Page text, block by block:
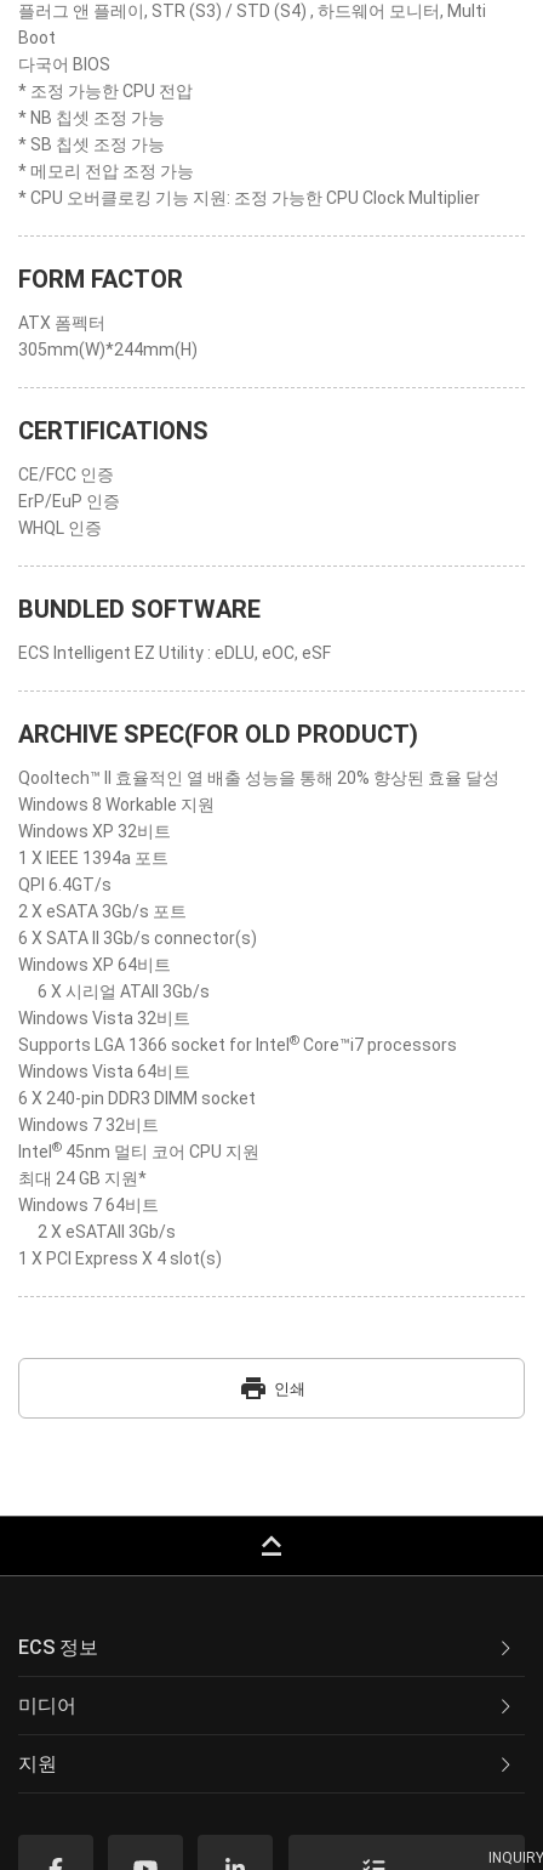
플러그 앤 플레이, STR (S3) / STD (S4) , 하드웨어 모니터, Multi
Boot
다국어 BIOS
* 조정 가능한 CPU 전압
* NB 칩셋 조정 가능
* SB 칩셋 조정 가능
* 메모리 전압 조정 가능
* CPU 오버클로킹 기능 지원: 조정 가능한 CPU Clock Multiplier
FORM FACTOR
ATX 폼펙터
305mm(W)*244mm(H)
CERTIFICATIONS
CE/FCC 인증
ErP/EuP 인증
WHQL 인증
BUNDLED SOFTWARE
ECS Intelligent EZ Utility : eDLU, eOC, eSF
ARCHIVE SPEC(FOR OLD PRODUCT)
Qooltech™ II 효율적인 열 배출 성능을 통해 20% 향상된 효율 달성
Windows 8 Workable 지원
Windows XP 32비트
1 X IEEE 1394a 포트
QPI 6.4GT/s
2 X eSATA 3Gb/s 포트
6 X SATA II 3Gb/s connector(s)
Windows XP 64비트
6 X 시리얼 ATAII 3Gb/s
Windows Vista 32비트
Supports LGA 1366 socket for Intel ® Core™i7 processors
Windows Vista 64비트
6 X 240-pin DDR3 DIMM socket
Windows 7 32비트
Intel ® 45nm 멀티 코어 CPU 지원
최대 24 GB 지원*
Windows 7 64비트
2 X eSATAII 3Gb/s
1 X PCI Express X 4 slot(s)
print 인쇄
keyboard_capslock
ECS 정보
미디어
지원